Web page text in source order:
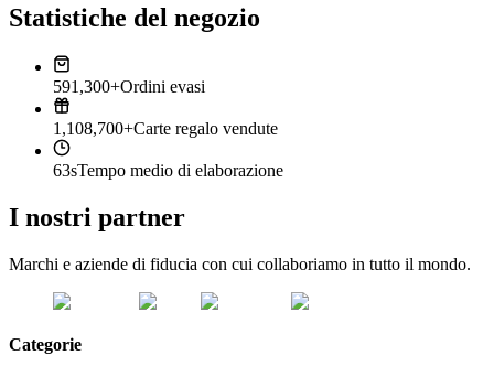
Statistiche del negozio
591,300+Ordini evasi
1,108,700+Carte regalo vendute
63sTempo medio di elaborazione
I nostri partner
Marchi e aziende di fiducia con cui collaboriamo in tutto il mondo.
Categorie